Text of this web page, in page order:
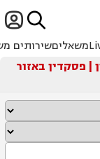
ﱐ
משאליםשירותים
| פסקדין באזור